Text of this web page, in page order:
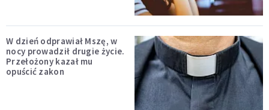
W dzień odprawiał Mszę, w
nocy prowadził drugie życie.
Przełożony kazał mu
opuścić zakon